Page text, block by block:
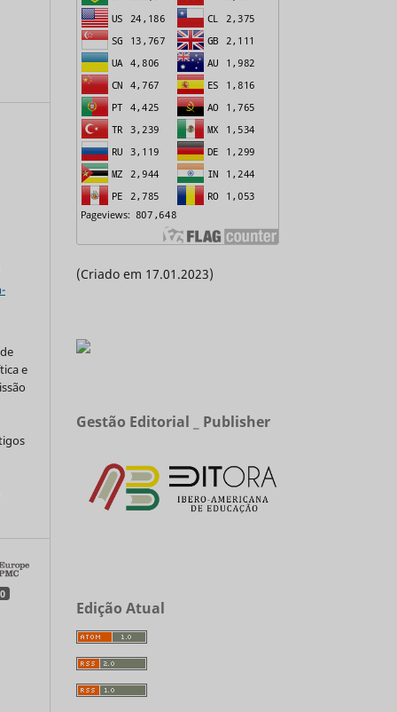
e
0
(Criado em 17.01.2023)
Gestão Editorial _ Publisher
Edição Atual